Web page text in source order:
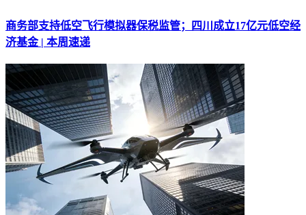
商务部支持低空飞行模拟器保税监管；四川成立17亿元低空经
济基金 | 本周速递